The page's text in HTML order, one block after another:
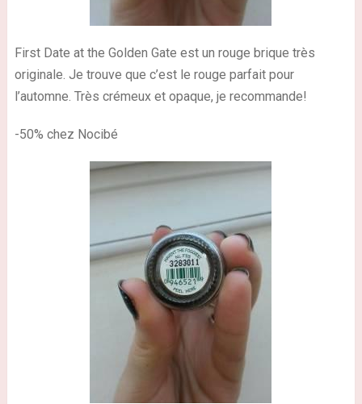
First Date at the Golden Gate est un rouge brique très
originale. Je trouve que c’est le rouge parfait pour
l’automne. Très crémeux et opaque, je recommande!
-50% chez Nocibé